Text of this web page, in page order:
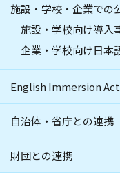
施設・学校・企業での
施設・学校向け導入
企業・学校向け日本
English Immersion
自治体・省庁との連携
財団との連携